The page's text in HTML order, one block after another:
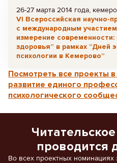
26-27 марта 2014 года,
VI Всероссийская научно-
с международным
измерение
здоровья” в рамках “Дней
психологии в Кемерово”
Посмотреть все проекты
развитие единого
психологического
проводится
Во всех проектных номинациях